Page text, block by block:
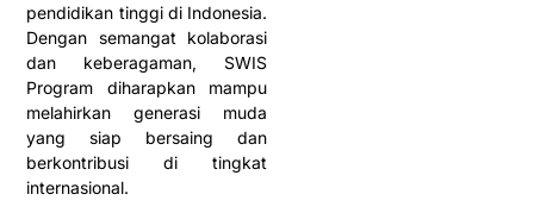
pendidikan tinggi di Indonesia.
Dengan semangat kolaborasi
dan keberagaman, SWIS
Program diharapkan mampu
melahirkan generasi muda
yang siap bersaing dan
berkontribusi di tingkat
internasional.